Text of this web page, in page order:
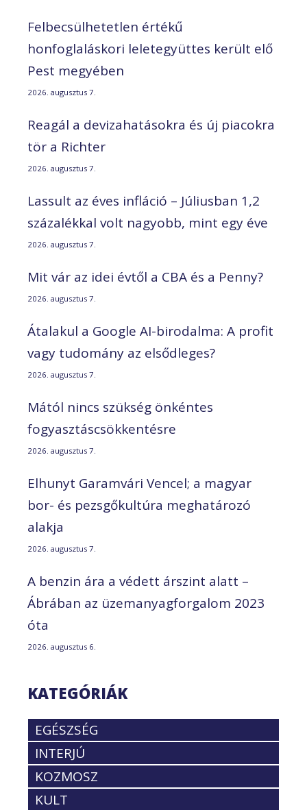
Felbecsülhetetlen értékű
honfoglaláskori leletegyüttes került elő
Pest megyében
2026. augusztus 7.
Reagál a devizahatásokra és új piacokra
tör a Richter
2026. augusztus 7.
Lassult az éves infláció – Júliusban 1,2
százalékkal volt nagyobb, mint egy éve
2026. augusztus 7.
Mit vár az idei évtől a CBA és a Penny?
2026. augusztus 7.
Átalakul a Google AI-birodalma: A profit
vagy tudomány az elsődleges?
2026. augusztus 7.
Mától nincs szükség önkéntes
fogyasztáscsökkentésre
2026. augusztus 7.
Elhunyt Garamvári Vencel; a magyar
bor- és pezsgőkultúra meghatározó
alakja
2026. augusztus 7.
A benzin ára a védett árszint alatt –
Ábrában az üzemanyagforgalom 2023
óta
2026. augusztus 6.
KATEGÓRIÁK
EGÉSZSÉG
INTERJÚ
KOZMOSZ
KULT